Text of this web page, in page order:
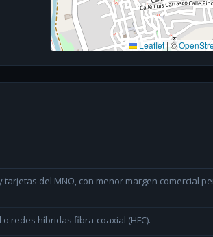
Leaflet |©
tarjetas del MNO, con menor margen comercial
redes híbridas fibra-coaxial (HFC).